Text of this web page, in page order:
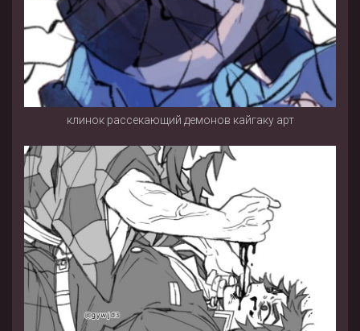
клинок рассекающий демонов кайгаку арт